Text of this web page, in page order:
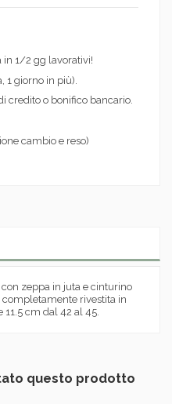
in 1/2 gg lavorativi!
1 giorno in più).
credito o bonifico bancario.
cambio e reso)
zeppa in juta e cinturino
rivestita in
cm dal 42 al 45.
questo prodotto